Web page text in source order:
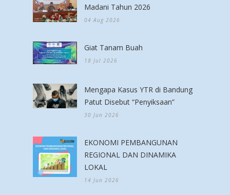
Madani Tahun 2026
04 Aug 2026
Giat Tanam Buah
18 Jul 2026
Mengapa Kasus YTR di Bandung
Patut Disebut “Penyiksaan”
30 Jun 2026
EKONOMI PEMBANGUNAN
REGIONAL DAN DINAMIKA
LOKAL
14 Jun 2026